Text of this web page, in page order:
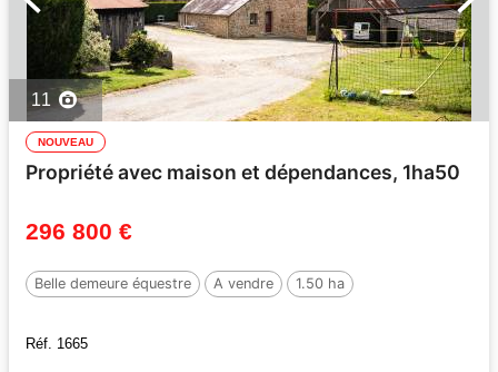
11
NOUVEAU
Propriété avec maison et dépendances, 1ha50
296 800 €
Belle demeure équestre A vendre 1.50 ha
Réf. 1665